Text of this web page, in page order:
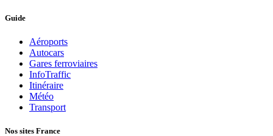
Guide
Aéroports
Autocars
Gares ferroviaires
InfoTraffic
Itinéraire
Météo
Transport
Nos sites France